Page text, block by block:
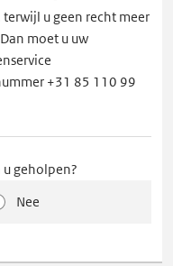
u geen recht meer
moet u uw
+31 85 110 99
geholpen?
Nee